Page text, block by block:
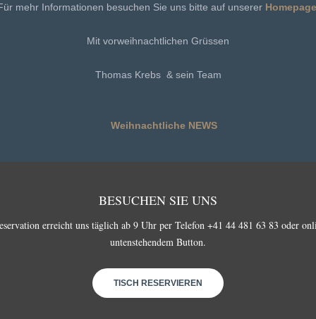
mehr Informationen besuchen Sie uns bitte auf unserer Homepage
Mit vorweihnachtlichen Grüssen
Thomas Krebs & sein Team
BESUCHEN SIE UNS
erreicht uns täglich ab 9 Uhr per Telefon +41 44 481 63 83 oder
untenstehendem Button.
TISCH RESERVIEREN